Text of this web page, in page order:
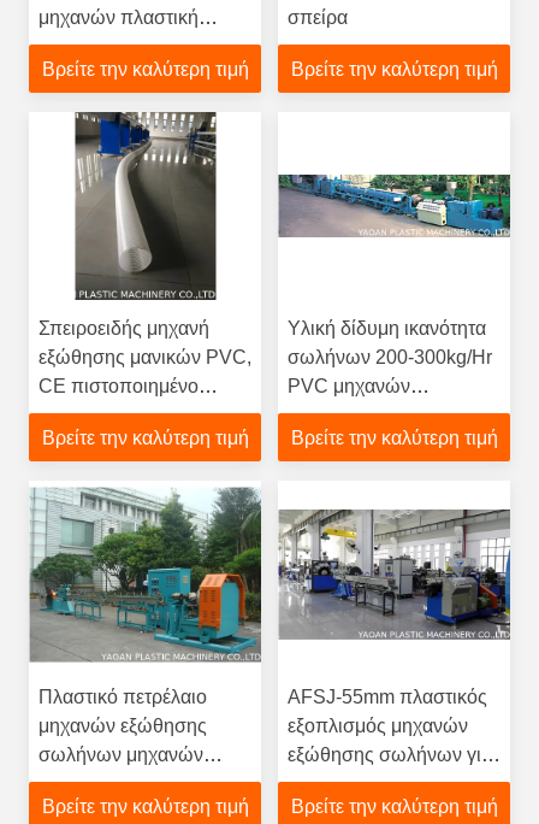
μηχανών πλαστική
γραμμή μηχανών
εξώθησης σωλήνων
Βρείτε την καλύτερη τιμή
σπείρα
Βρείτε την καλύτερη τιμή
Σπειροειδής μηχανή
εξώθησης μανικών PVC,
CE πιστοποιημένο
(διάμετρος 25200mm)
Βρείτε την καλύτερη τιμή
Υλική δίδυμη ικανότητα
σωλήνων 200-300kg/Hr
PVC μηχανών
εξωθητών βιδών
σκονών PVC
Βρείτε την καλύτερη τιμή
Πλαστικό πετρέλαιο
μηχανών εξώθησης
σωλήνων μηχανών
Siemens/αντίσταση
αρνητικής πίεσης
Βρείτε την καλύτερη τιμή
AFSJ-55mm πλαστικός
εξοπλισμός μηχανών
εξώθησης σωλήνων για
την υψηλή παραγωγή
σωλήνων αερίου
Βρείτε την καλύτερη τιμή